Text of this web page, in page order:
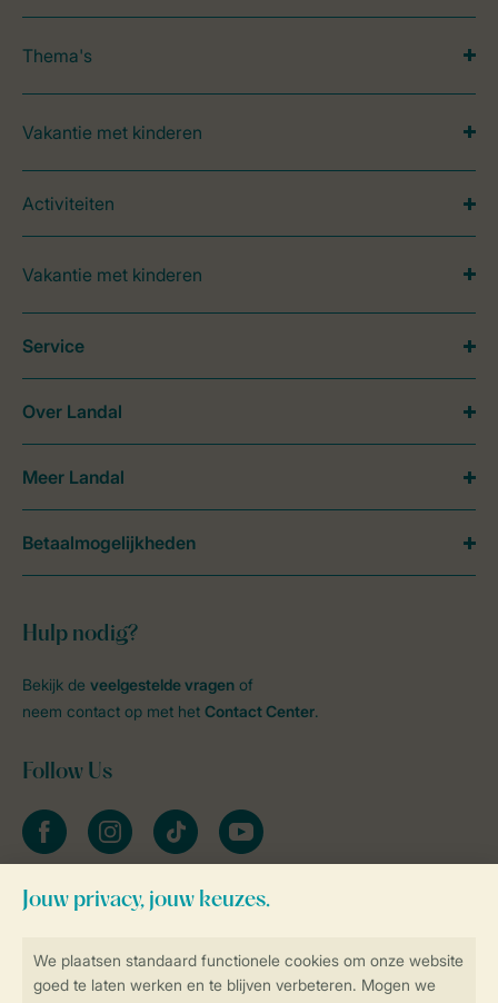
Thema's
Vakantie met kinderen
Activiteiten
Vakantie met kinderen
Hulp nodig?
Bekijk de veelgestelde vragen of
neem contact op met het Contact Center.
Follow Us
facebookinstagramtiktok youtube
Blijf op de hoogte
Service
Over Landal
Meer Landal
Betaalmogelijkheden